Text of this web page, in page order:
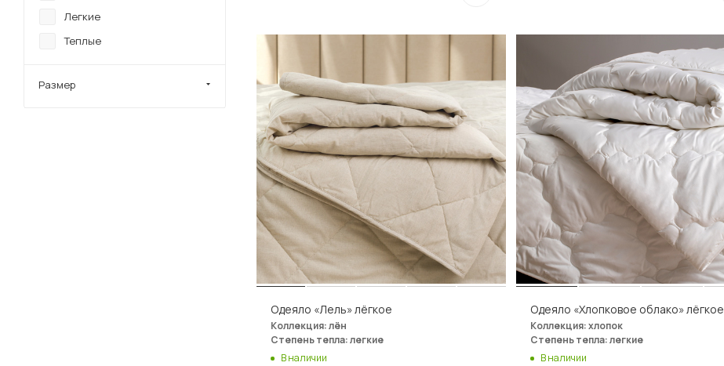
Одеяло «Лель» лёгкое
Коллекция: лён
Степень тепла: легкие
В наличии
Одеяло «Хлопковое облако» лёгкое
Коллекция: хлопок
Степень тепла: легкие
В наличии
Легкие
Теплые
Размер